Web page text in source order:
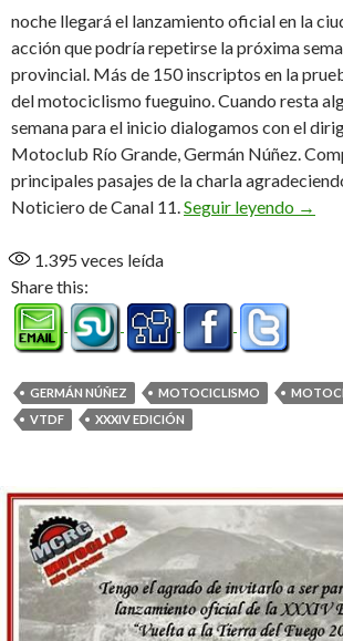
noche llegará el lanzamiento oficial en la
acción que podría repetirse la próxima
provincial. Más de 150 inscriptos en la
del motociclismo fueguino. Cuando resta
semana para el inicio dialogamos con el
Motoclub Río Grande, Germán Núñez.
principales pasajes de la charla
Noticiero de Canal 11.Seguir leyendo →
1.395 veces leída
Share this:
GERMÁN NÚÑEZ MOTOCICLISMO
VTDF
XXXIV EDICIÓN